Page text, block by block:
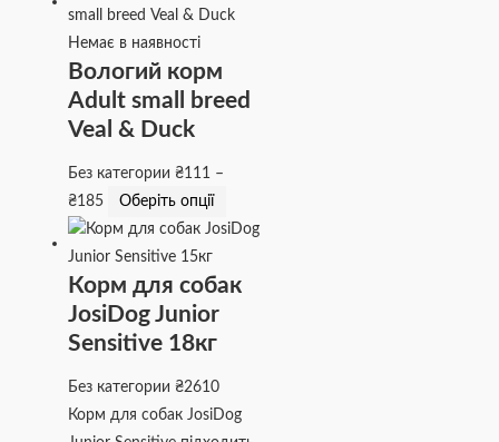
Немає в наявності
Вологий корм
Adult small breed
Veal & Duck
Без категории₴111 –
₴185 Оберіть опції
Корм для собак
JosiDog Junior
Sensitive 18кг
Без категории₴2610
Корм для собак JosiDog